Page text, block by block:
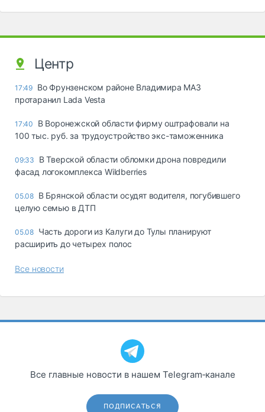
Центр
17:49 Во Фрунзенском районе Владимира МАЗ
протаранил Lada Vesta
17:40
В Воронежской области фирму оштрафовали на
100 тыс. руб. за трудоустройство экс-таможенника
09:33
В Тверской области обломки дрона повредили
фасад логокомплекса Wildberries
05.08 В Брянской области осудят водителя, погубившего
целую семью в ДТП
05.08 Часть дороги из Калуги до Тулы планируют
расширить до четырех полос
Все новости
Все главные новости в нашем Telegram‑канале
ПОДПИСАТЬСЯ